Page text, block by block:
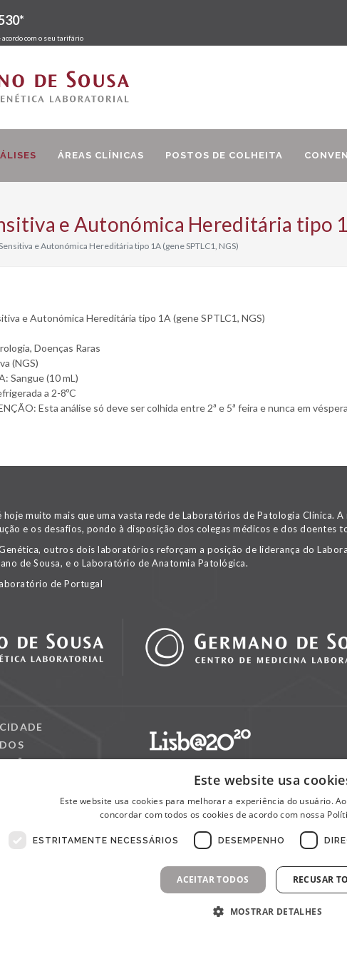
com o seu tarifário
ÁREAS CLÍNICAS POSTOS DE COLHEITA
e Autonómica Hereditária tipo
e Autonómica Hereditária tipo 1A (gene SPTLC1, NGS)
e Autonómica Hereditária tipo 1A (gene SPTLC1, NGS)
Doenças Raras
(NGS)
Sangue (10 mL)
a 2-8ºC
Esta análise só deve ser colhida entre 2ª e 5ª feira e nunca em
hoje muito mais que uma vasta rede de Laboratórios de Patologia Clínica.
e os desafios, pondo à disposição dos colegas médicos e dos doentes
outros dois laboratórios reforçam a posição de liderança do
de Sousa, e o Laboratório de Anatomia Patológica.
de Portugal
Este website usa
Este website usa cookies para melhorar a experiência do usuário.
concordar com todos os cookies de acordo com nossa
ESTRITAMENTE NECESSÁRIOS DESEMPENHO
ACEITAR TODOS RECUSAR
MOSTRAR DETALHES